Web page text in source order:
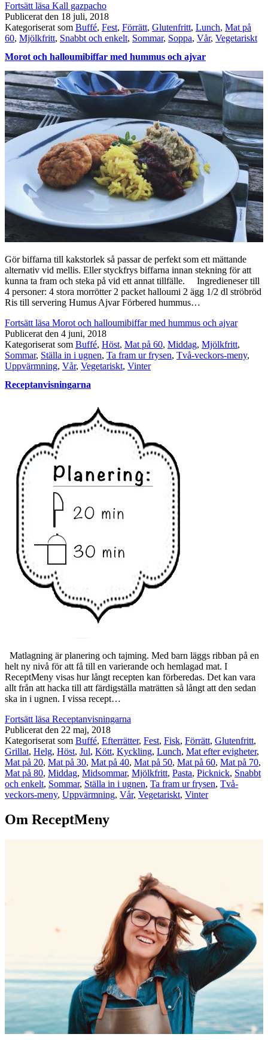
Fortsätt läsa Kall gazpacho
Publicerat den 18 juli, 2018
Kategoriserat som Buffé, Fest, Förrätt, Glutenfritt, Lunch, Mat på
60, Mjölkfritt, Snabbt och enkelt, Sommar, Soppa, Vår, Vegetariskt
Morot och halloumibiffar med hummus och ajvar
Gör biffarna till kakstorlek så passar de perfekt som ett mättande
alternativ vid mellis. Eller styckfrys biffarna innan stekning för att
kunna ta fram och steka på vid ett annat tillfälle. Ingredieneser till
4 personer: 4 stora morrötter 2 packet halloumi 2 ägg 1/2 dl ströbröd
Ris till servering Humus Ajvar Förbered hummus…
Fortsätt läsa Morot och halloumibiffar med hummus och ajvar
Publicerat den 4 juni, 2018
Kategoriserat som Buffé, Höst, Mat på 60, Middag, Mjölkfritt,
Sommar, Ställa in i ugnen, Ta fram ur frysen, Två-veckors-meny,
Uppvärmning, Vår, Vegetariskt, Vinter
Receptanvisningarna
Matlagning är planering och tajming. Med barn läggs ribban på en
helt ny nivå för att få till en varierande och hemlagad mat. I
ReceptMeny visas hur långt recepten kan förberedas. Det kan vara
allt från att hacka till att färdigställa maträtten så långt att den sedan
ska in i ugnen. I vissa recept…
Fortsätt läsa Receptanvisningarna
Publicerat den 22 maj, 2018
Kategoriserat som Buffé, Efterrätter, Fest, Fisk, Förrätt, Glutenfritt,
Grillat, Helg, Höst, Jul, Kött, Kyckling, Lunch, Mat efter evigheter,
Mat på 20, Mat på 30, Mat på 40, Mat på 50, Mat på 60, Mat på 70,
Mat på 80, Middag, Midsommar, Mjölkfritt, Pasta, Picknick, Snabbt
och enkelt, Sommar, Ställa in i ugnen, Ta fram ur frysen, Två-
veckors-meny, Uppvärmning, Vår, Vegetariskt, Vinter
Om ReceptMeny